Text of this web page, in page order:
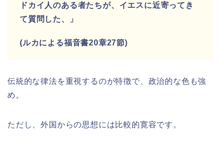
ドカイ人のある者たちが、イエスに近寄ってき
て質問した、」
(ルカによる福音書20章27節)
伝統的な律法を重視するのが特徴で、政治的な色も強
め。
ただし、外国からの思想には比較的寛容です。